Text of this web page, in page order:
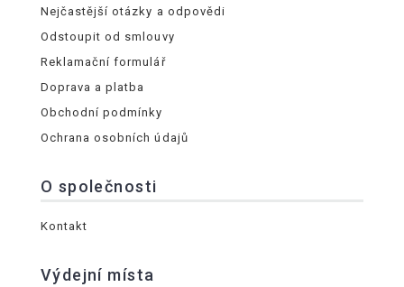
Nejčastější otázky a odpovědi
Odstoupit od smlouvy
Reklamační formulář
Doprava a platba
Obchodní podmínky
Ochrana osobních údajů
O společnosti
Kontakt
Výdejní místa